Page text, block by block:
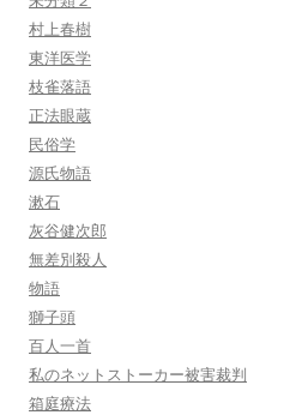
村上春樹
東洋医学
枝雀落語
正法眼蔵
民俗学
源氏物語
漱石
灰谷健次郎
無差別殺人
物語
獅子頭
百人一首
私のネットストーカー被害裁判
箱庭療法